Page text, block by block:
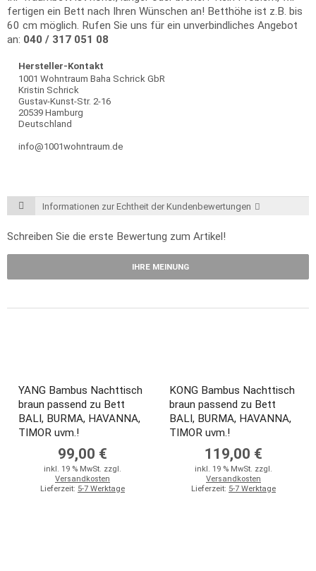
fertigen ein Bett nach Ihren Wünschen an! Betthöhe ist z.B. bis
60 cm möglich. Rufen Sie uns für ein unverbindliches Angebot
an: 040 / 317 051 08
Hersteller-Kontakt
1001 Wohntraum Baha Schrick GbR
Kristin Schrick
Gustav-Kunst-Str. 2-16
20539 Hamburg
Deutschland
info@1001wohntraum.de
Informationen zur Echtheit der Kundenbewertungen
Schreiben Sie die erste Bewertung zum Artikel!
IHRE MEINUNG
YANG Bambus Nachttisch
braun passend zu Bett
BALI, BURMA, HAVANNA,
TIMOR uvm.!
99,00 €
inkl. 19 % MwSt. zzgl.
Versandkosten
Lieferzeit: 5-7 Werktage
KONG Bambus Nachttisch
braun passend zu Bett
BALI, BURMA, HAVANNA,
TIMOR uvm.!
119,00 €
inkl. 19 % MwSt. zzgl.
Versandkosten
Lieferzeit: 5-7 Werktage